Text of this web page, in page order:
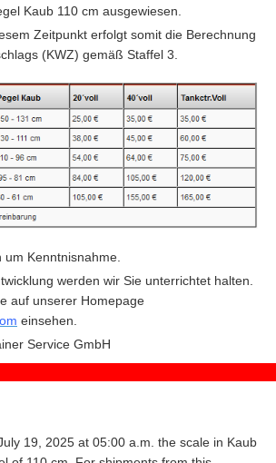
Kaub 110 cm ausgewiesen.
Zeitpunkt erfolgt somit die Berechnung
(KWZ) gemäß Staffel 3.
Kenntnisnahme.
werden wir Sie unterrichtet halten.
auf unserer Homepage
einsehen.
Service GmbH
19, 2025 at 05:00 a.m. the scale in Kaub